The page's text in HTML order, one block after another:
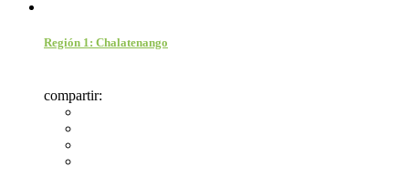
Región 1: Chalatenango
compartir: